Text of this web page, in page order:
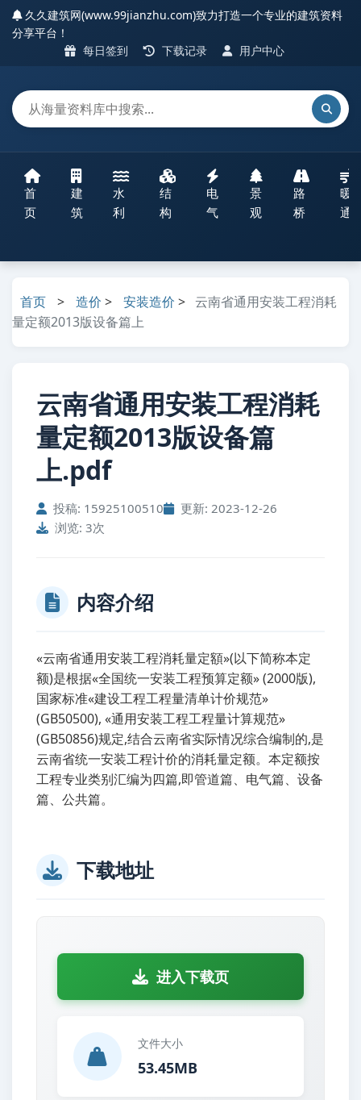
久久建筑网(www.99jianzhu.com)致力打造一个专业的建筑资料
分享平台！
每日签到
下载记录 用户中心
首
页
建
筑
水
利
结
构
电
气
景
观
路
桥
暖
通
首页 > 造价 > 安装造价 > 云南省通用安装工程消耗
量定额2013版设备篇上
云南省通用安装工程消耗
量定额2013版设备篇
上.pdf
投稿: 15925100510
更新: 2023-12-26
浏览: 3次
内容介绍
«云南省通用安装工程消耗量定額»(以下简称本定
额)是根据«全国统一安装工程预算定额» (2000版),
国家标准«建设工程工程量清单计价规范»
(GB50500), «通用安装工程工程量计算规范»
(GB50856)规定,结合云南省实际情况综合编制的,是
云南省统一安装工程计价的消耗量定额。本定额按
工程专业类别汇编为四篇,即管道篇、电气篇、设备
篇、公共篇。
下载地址
进入下载页
文件大小
53.45MB